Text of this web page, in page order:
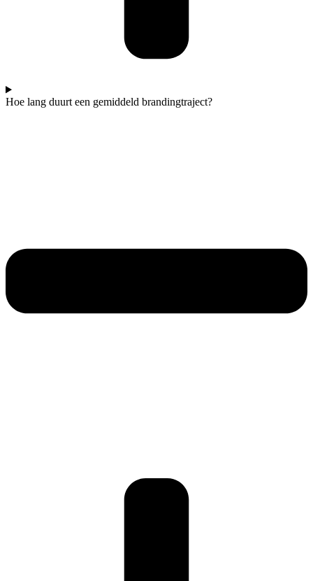
Hoe lang duurt een gemiddeld brandingtraject?